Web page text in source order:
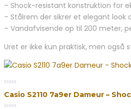
– Shock-resistant konstruktion for
– Stålrem der sikrer et elegant look
– Vandafvisende op til 200 meter,
Uret er ikke kun praktisk, men også
out
Casio S2110 7a9er Dameur –